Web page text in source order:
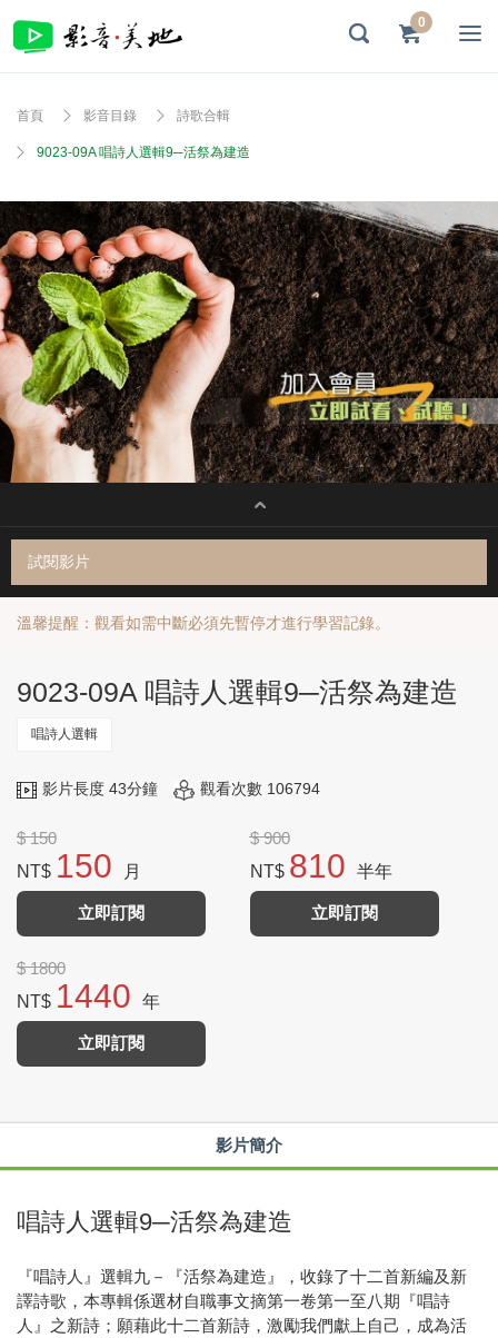
0
首頁 影音目錄 詩歌合輯
9023-09A 唱詩人選輯9─活祭為建造
試閱影片
溫馨提醒：觀看如需中斷必須先暫停才進行學習記錄。
9023-09A 唱詩人選輯9─活祭為建造
唱詩人選輯
影片長度 43分鐘 觀看次數 106794
$ 150
NT$ 150 月
立即訂閱
$ 900
NT$ 810 半年
立即訂閱
$ 1800
NT$ 1440 年
立即訂閱
影片簡介
唱詩人選輯9─活祭為建造
『唱詩人』選輯九－『活祭為建造』，收錄了十二首新編及新
譯詩歌，本專輯係選材自職事文摘第一卷第一至八期『唱詩
人』之新詩；願藉此十二首新詩，激勵我們獻上自己，成為活